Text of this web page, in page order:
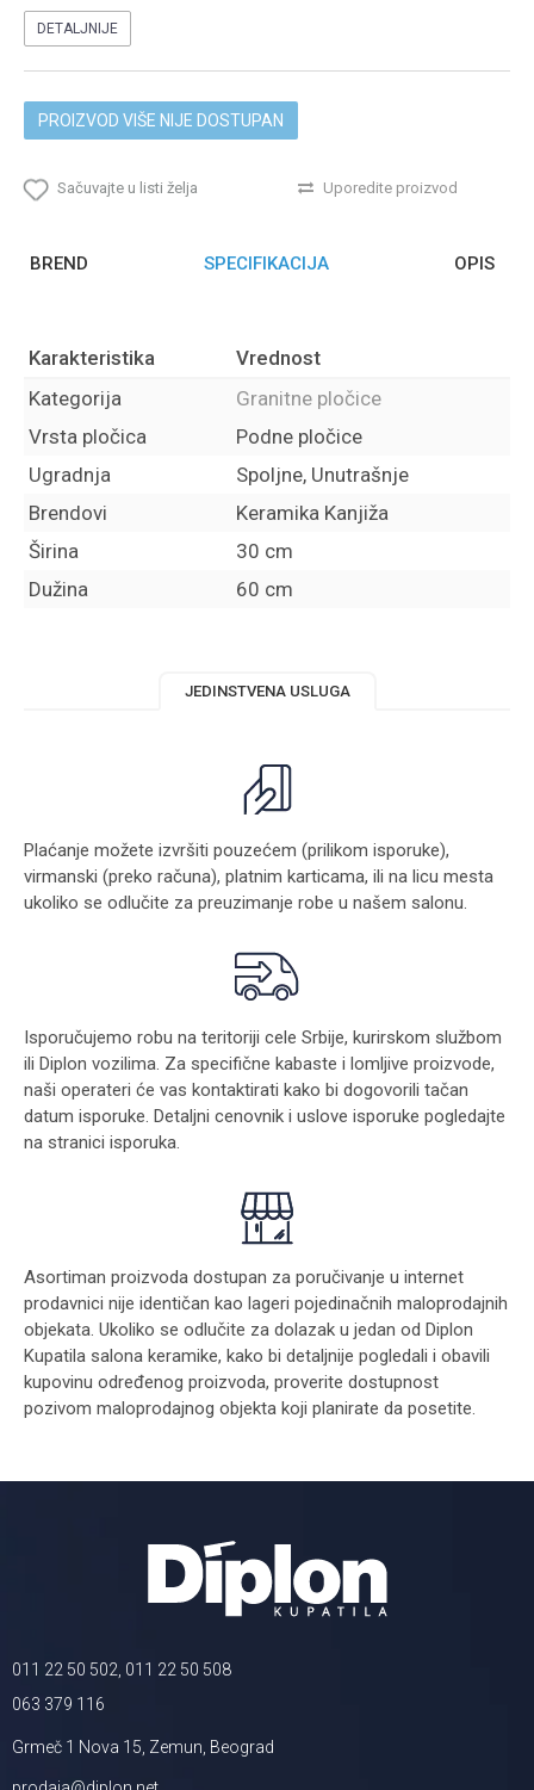
DETALJNIJE
PROIZVOD VIŠE NIJE DOSTUPAN
Sačuvajte u listi želja Uporedite proizvod
BREND SPECIFIKACIJA OPIS
Karakteristika
Vrednost
Kategorija
Granitne pločice
Vrsta pločica
Podne pločice
Ugradnja
Spoljne, Unutrašnje
Brendovi
Keramika Kanjiža
Širina
30 cm
Dužina
60 cm
JEDINSTVENA USLUGA
Plaćanje možete izvršiti pouzećem (prilikom isporuke),
virmanski (preko računa), platnim karticama, ili na licu mesta
ukoliko se odlučite za preuzimanje robe u našem salonu.
Isporučujemo robu na teritoriji cele Srbije, kurirskom službom
ili Diplon vozilima. Za specifične kabaste i lomljive proizvode,
naši operateri će vas kontaktirati kako bi dogovorili tačan
datum isporuke. Detaljni cenovnik i uslove isporuke pogledajte
na stranici isporuka.
Asortiman proizvoda dostupan za poručivanje u internet
prodavnici nije identičan kao lageri pojedinačnih maloprodajnih
objekata. Ukoliko se odlučite za dolazak u jedan od Diplon
Kupatila salona keramike, kako bi detaljnije pogledali i obavili
kupovinu određenog proizvoda, proverite dostupnost
pozivom maloprodajnog objekta koji planirate da posetite.
011 22 50 502, 011 22 50 508
063 379 116
Grmeč 1 Nova 15, Zemun, Beograd